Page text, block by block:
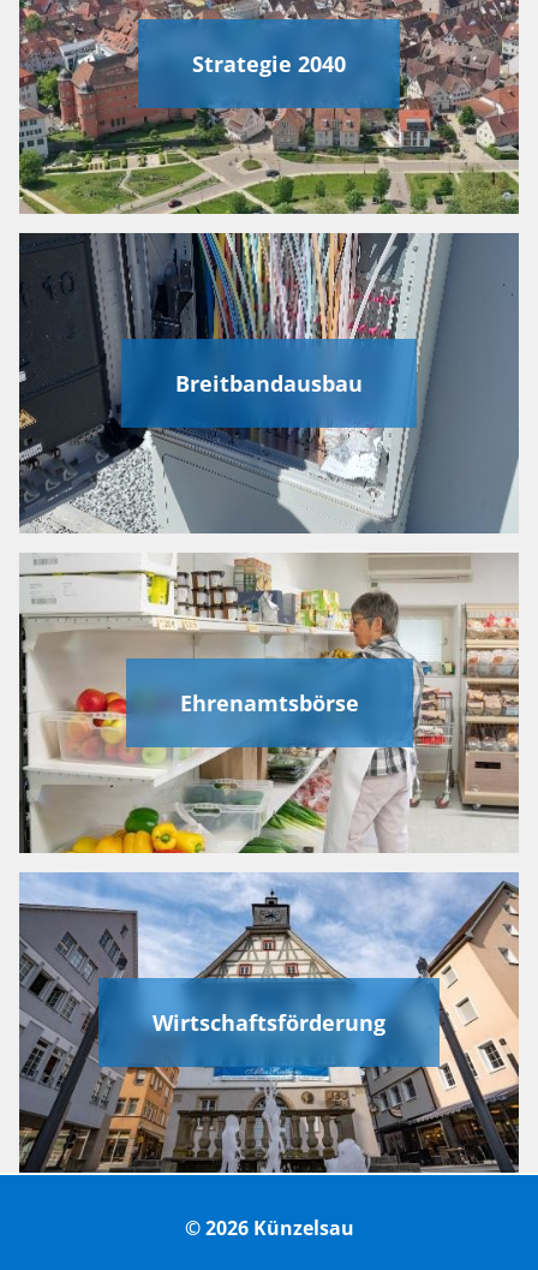
Strategie 2040
Breitbandausbau
Ehrenamtsbörse
Wirtschaftsförderung
© 2026 Künzelsau